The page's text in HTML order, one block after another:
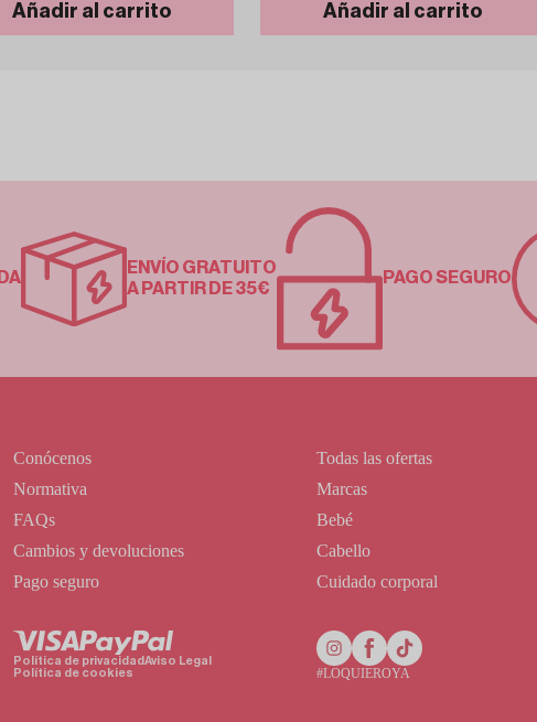
Añadir al carrito Añadir al carrito
ENVÍO GRATUITO
A PARTIR DE 35€
PAGO SEGURO
Conócenos
Normativa
FAQs
Cambios y devoluciones
Pago seguro
Todas las ofertas
Marcas
Bebé
Cabello
Cuidado corporal
Política de privacidadAviso Legal
Política de cookies
#LOQUIEROYA